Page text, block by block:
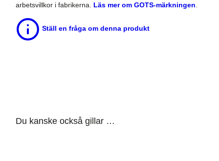
arbetsvillkor i fabrikerna. Läs mer om GOTS-märkningen
Ställ en fråga om denna produkt
Du kanske också gillar …